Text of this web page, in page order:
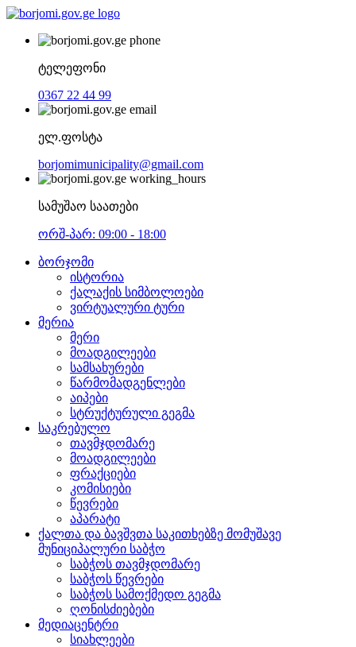
ტელეფონი
0367 22 44 99
ელ.ფოსტა
borjomimunicipality@gmail.com
სამუშაო საათები
ორშ-პარ: 09:00 - 18:00
ბორჯომი
ისტორია
ქალაქის სიმბოლოები
ვირტუალური ტური
მერია
მერი
მოადგილეები
სამსახურები
წარმომადგენლები
აიპები
სტრუქტურული გეგმა
საკრებულო
თავმჯდომარე
მოადგილეები
ფრაქციები
კომისიები
წევრები
აპარატი
ქალთა და ბავშვთა საკითხებზე მომუშავე
მუნიციპალური საბჭო
საბჭოს თავმჯდომარე
საბჭოს წევრები
საბჭოს სამოქმედო გეგმა
ღონისძიებები
მედიაცენტრი
სიახლეები